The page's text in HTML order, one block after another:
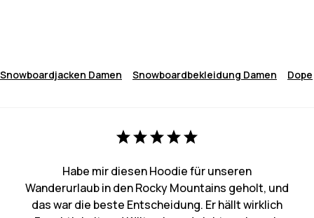
Snowboardjacken Damen Snowboardbekleidung Damen Dope
Habe mir diesen Hoodie für unseren
Wanderurlaub in den Rocky Mountains geholt, und
das war die beste Entscheidung. Er hällt wirklich